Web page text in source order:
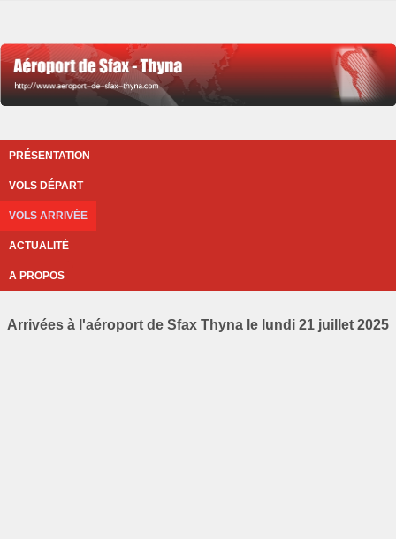
PRÉSENTATION
VOLS DÉPART
VOLS ARRIVÉE
ACTUALITÉ
A PROPOS
Arrivées à l'aéroport de Sfax Thyna le lundi 21 juillet 2025